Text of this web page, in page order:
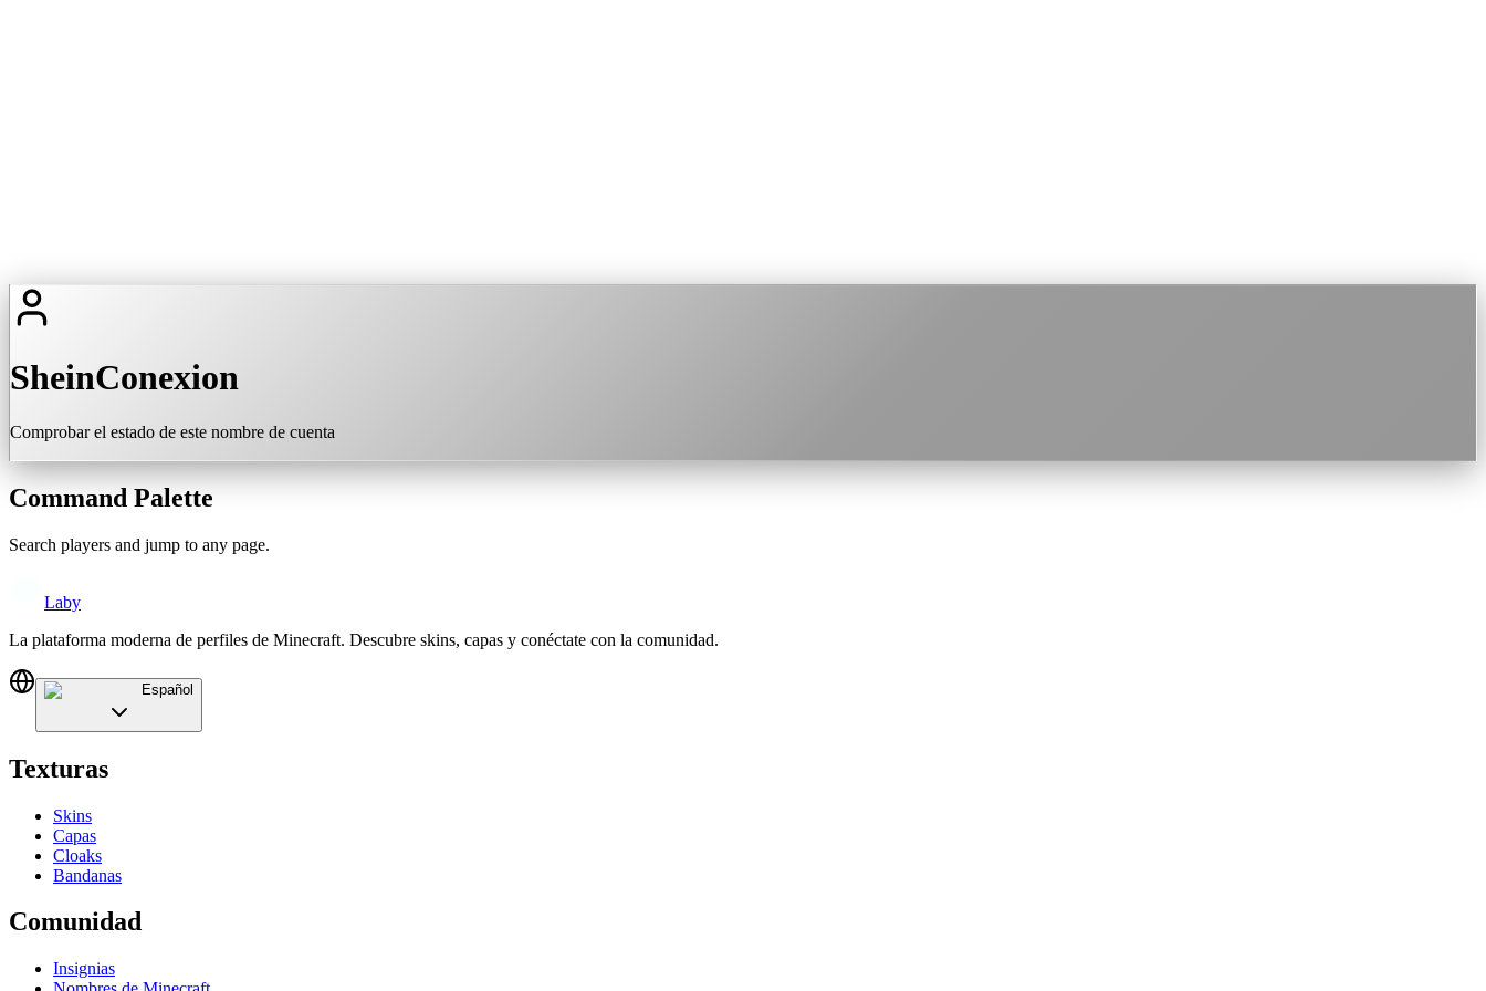
SheinConexion
Comprobar el estado de este nombre de cuenta
Command Palette
Search players and jump to any page.
Laby
La plataforma moderna de perfiles de Minecraft. Descubre skins, capas y conéctate con la comunidad.
Español
Texturas
Skins
Capas
Cloaks
Bandanas
Comunidad
Insignias